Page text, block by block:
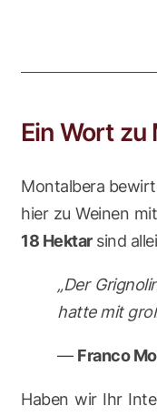
Ein Wort
Montalbera
hier zu Weinen
18 Hektarsind
„Der
hatte mit
— Franco
Haben wir Ihr